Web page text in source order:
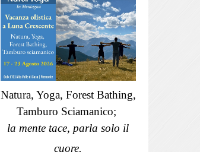
Natura, Yoga, Forest Bathing,
Tamburo Sciamanico;
la mente tace, parla solo il
cuore.